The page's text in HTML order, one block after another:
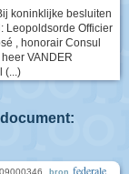
koninklijke besluiten
Leopoldsorde Officier
, honorair Consul
VANDER
(...)
federale